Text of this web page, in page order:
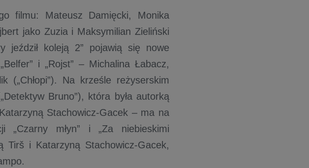
filmu: Mateusz Damięcki, Monika
jako Zuzia i Maksymilian Zieliński
jeździł koleją 2” pojawią się nowe
i „Rojst” – Michalina Łabacz,
(„Chłopi”). Na krześle reżyserskim
Bruno”), która była autorką
Stachowicz-Gacek – ma na
„Czarny młyn” i „Za niebieskimi
Tirš i Katarzyną Stachowicz-Gacek,